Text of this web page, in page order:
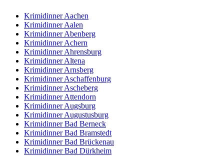
Krimidinner Aachen
Krimidinner Aalen
Krimidinner Abenberg
Krimidinner Achern
Krimidinner Ahrensburg
Krimidinner Altena
Krimidinner Arnsberg
Krimidinner Aschaffenburg
Krimidinner Ascheberg
Krimidinner Attendorn
Krimidinner Augsburg
Krimidinner Augustusburg
Krimidinner Bad Berneck
Krimidinner Bad Bramstedt
Krimidinner Bad Brückenau
Krimidinner Bad Dürkheim